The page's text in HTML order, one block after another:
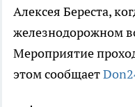
Алексея Береста,
железнодорожном
Мероприятие
этом сообщает